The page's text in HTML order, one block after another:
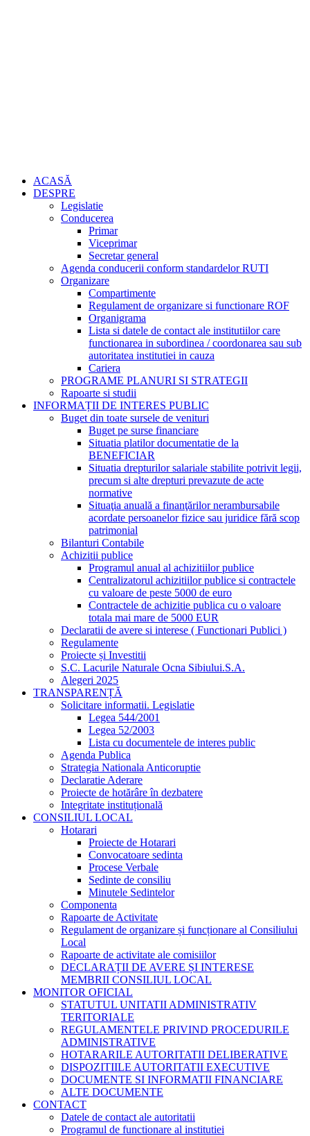
ACASĂ
DESPRE
Legislatie
Conducerea
Primar
Viceprimar
Secretar general
Agenda conducerii conform standardelor RUTI
Organizare
Compartimente
Regulament de organizare si functionare ROF
Organigrama
Lista si datele de contact ale institutiilor care
functionarea in subordinea / coordonarea sau sub
autoritatea institutiei in cauza
Cariera
PROGRAME PLANURI SI STRATEGII
Rapoarte si studii
INFORMAȚII DE INTERES PUBLIC
Buget din toate sursele de venituri
Buget pe surse financiare
Situatia platilor documentatie de la
BENEFICIAR
Situatia drepturilor salariale stabilite potrivit legii,
precum si alte drepturi prevazute de acte
normative
Situaţia anuală a finanţărilor nerambursabile
acordate persoanelor fizice sau juridice fără scop
patrimonial
Bilanturi Contabile
Achizitii publice
Programul anual al achizitiilor publice
Centralizatorul achizitiilor publice si contractele
cu valoare de peste 5000 de euro
Contractele de achizitie publica cu o valoare
totala mai mare de 5000 EUR
Declaratii de avere si interese ( Functionari Publici )
Regulamente
Proiecte și Investitii
S.C. Lacurile Naturale Ocna Sibiului.S.A.
Alegeri 2025
TRANSPARENȚĂ
Solicitare informatii. Legislatie
Legea 544/2001
Legea 52/2003
Lista cu documentele de interes public
Agenda Publica
Strategia Nationala Anticoruptie
Declaratie Aderare
Proiecte de hotărâre în dezbatere
Integritate instituțională
CONSILIUL LOCAL
Hotarari
Proiecte de Hotarari
Convocatoare sedinta
Procese Verbale
Sedinte de consiliu
Minutele Sedintelor
Componenta
Rapoarte de Activitate
Regulament de organizare și funcționare al Consiliului
Local
Rapoarte de activitate ale comisiilor
DECLARAȚII DE AVERE ȘI INTERESE
MEMBRII CONSILIUL LOCAL
MONITOR OFICIAL
STATUTUL UNITATII ADMINISTRATIV
TERITORIALE
REGULAMENTELE PRIVIND PROCEDURILE
ADMINISTRATIVE
HOTARARILE AUTORITATII DELIBERATIVE
DISPOZITIILE AUTORITATII EXECUTIVE
DOCUMENTE SI INFORMATII FINANCIARE
ALTE DOCUMENTE
CONTACT
Datele de contact ale autoritatii
Programul de functionare al institutiei